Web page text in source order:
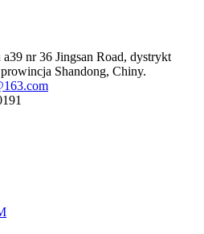
nr 36 Jingsan Road, dystrykt
Shandong, Chiny.